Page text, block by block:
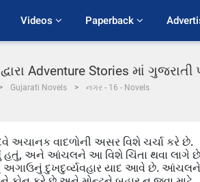
Videos Paperback
Adventure Stories માં ગુજરાતી
Gujarati Novels નગર - 16 - Novels
અચાનક વાદળોની અસર વિશે ચર્ચા કરે છે.
હતું, અને આંચલને આ વિશે ચિંતા થવા લાગે
દુખદુર્વ્યવહાર યાદ આવે છે. આંચલને